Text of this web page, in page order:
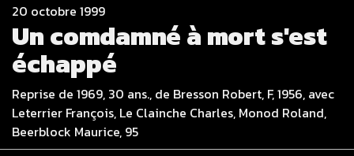
20 octobre 1999
Un comdamné à mort s'est
échappé
Reprise de 1969, 30 ans., de Bresson Robert, F, 1956, avec
Leterrier François, Le Clainche Charles, Monod Roland,
Beerblock Maurice, 95